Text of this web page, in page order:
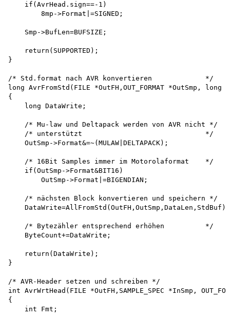
    if(AvrHead.sign==-1)
        8mp->Format|=SIGNED;
    Smp->BufLen=BUFSIZE;
    return(SUPPORTED);
}
/* Std.format nach AVR konvertieren             */
long AvrFromStd(FILE *OutFH,OUT_FORMAT *OutSmp,
{
    long DataWrite;
    /* Mu-law und Deltapack werden von AVR nicht */
    /* unterstützt                              */
    OutSmp->Format&=~(MULAW|DELTAPACK);
    /* 16Bit Samples immer im Motorolaformat    */
    if(OutSmp->Format&BIT16)
        OutSmp->Format|=BIGENDIAN;
    /* nächsten Block konvertieren und speichern */
    DataWrite=AllFromStd(OutFH,OutSmp,DataLen,StdBuf);
    /* Bytezähler entsprechend erhöhen          */
    ByteCount+=DataWrite;
    return(DataWrite);
}
/* AVR-Header setzen und schreiben */
int AvrWrtHead(FILE *OutFH,SAMPLE_SPEC *InSmp,
{
    int Fmt;